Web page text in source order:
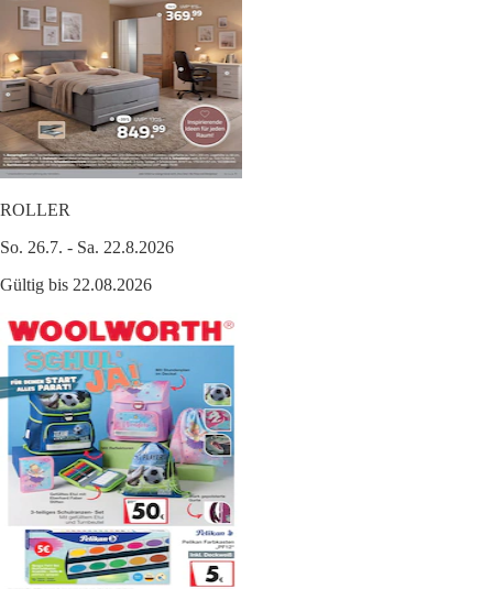
ROLLER
So. 26.7. - Sa. 22.8.2026
Gültig bis 22.08.2026